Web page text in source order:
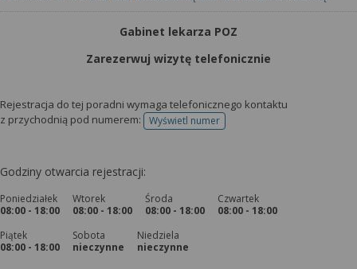
Gabinet lekarza POZ
Zarezerwuj wizytę telefonicznie
Rejestracja do tej poradni wymaga telefonicznego kontaktu
z przychodnią pod numerem:
Wyświetl numertelefonu do rejestracji
Godziny otwarcia rejestracji:
Poniedziałek
08:00 - 18:00
Wtorek
08:00 - 18:00
Środa
08:00 - 18:00
Czwartek
08:00 - 18:00
Piątek
08:00 - 18:00
Sobota
nieczynne
Niedziela
nieczynne